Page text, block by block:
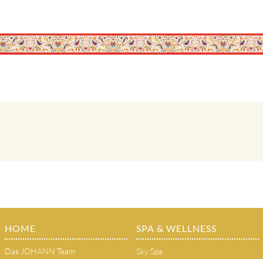
HOME
Das JOHANN Team
SPA & WELLNESS
Sky Spa